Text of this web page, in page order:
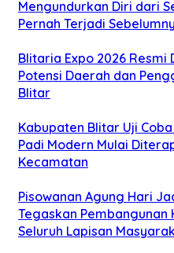
Mengundurkan Diri dari
Pernah Terjadi
Blitaria Expo 2026 Resmi
Potensi Daerah dan
Blitar
Kabupaten Blitar Uji Coba
Padi Modern Mulai
Kecamatan
Pisowanan Agung Hari
Tegaskan
Seluruh Lapisan